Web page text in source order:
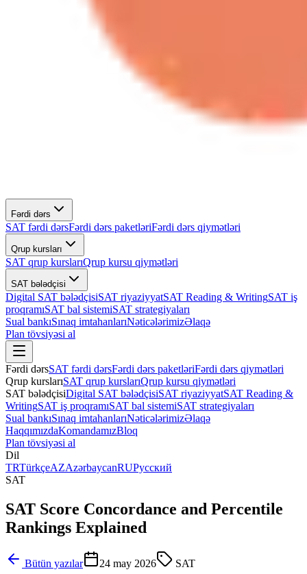
Fərdi dərs
SAT fərdi dərsFərdi dərs paketləriFərdi dərs qiymətləri
Qrup kursları
SAT qrup kurslarıQrup kursu qiymətləri
SAT bələdçisi
Digital SAT bələdçisiSAT riyaziyyatSAT Reading & WritingSAT iş
proqramıSAT bal sistemiSAT strategiyaları
Sual bankıSınaq imtahanlarıNəticələrimizƏlaqə
Plan tövsiyəsi al
Fərdi dərsSAT fərdi dərsFərdi dərs paketləriFərdi dərs qiymətləri
Qrup kurslarıSAT qrup kurslarıQrup kursu qiymətləri
SAT bələdçisiDigital SAT bələdçisiSAT riyaziyyatSAT Reading &
WritingSAT iş proqramıSAT bal sistemiSAT strategiyaları
Sual bankıSınaq imtahanlarıNəticələrimizƏlaqə
HaqqımızdaKomandamızBloq
Plan tövsiyəsi al
Dil
TRTürkçeAZAzərbaycanRUРусский
SAT
SAT Score Concordance and Percentile
Rankings Explained
Bütün yazılar 24 may 2026
SAT